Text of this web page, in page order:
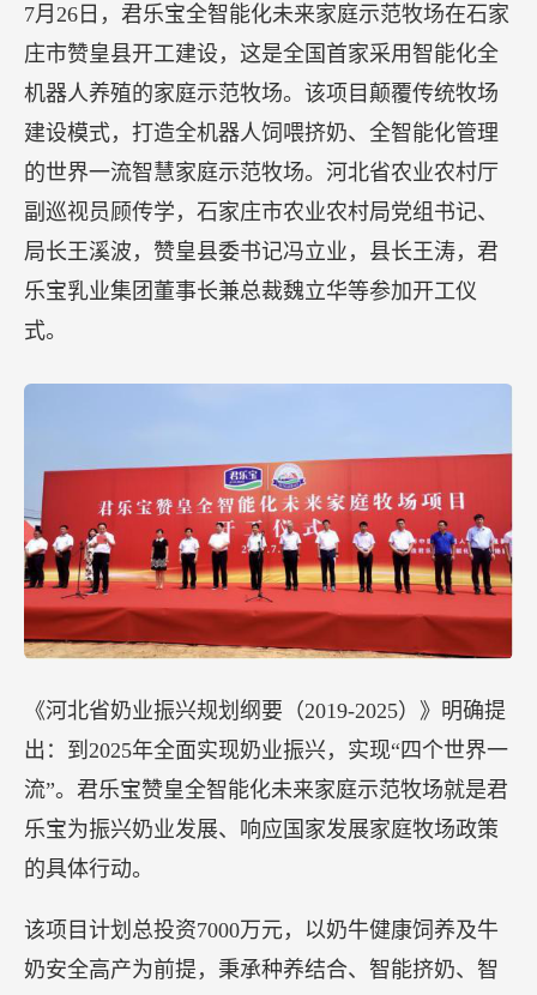
7月26日，君乐宝全智能化未来家庭示范牧场在石家
庄市赞皇县开工建设，这是全国首家采用智能化全
机器人养殖的家庭示范牧场。该项目颠覆传统牧场
建设模式，打造全机器人饲喂挤奶、全智能化管理
的世界一流智慧家庭示范牧场。河北省农业农村厅
副巡视员顾传学，石家庄市农业农村局党组书记、
局长王溪波，赞皇县委书记冯立业，县长王涛，君
乐宝乳业集团董事长兼总裁魏立华等参加开工仪
式。
《河北省奶业振兴规划纲要（2019-2025）》明确提
出：到2025年全面实现奶业振兴，实现“四个世界一
流”。君乐宝赞皇全智能化未来家庭示范牧场就是君
乐宝为振兴奶业发展、响应国家发展家庭牧场政策
的具体行动。
该项目计划总投资7000万元，以奶牛健康饲养及牛
奶安全高产为前提，秉承种养结合、智能挤奶、智